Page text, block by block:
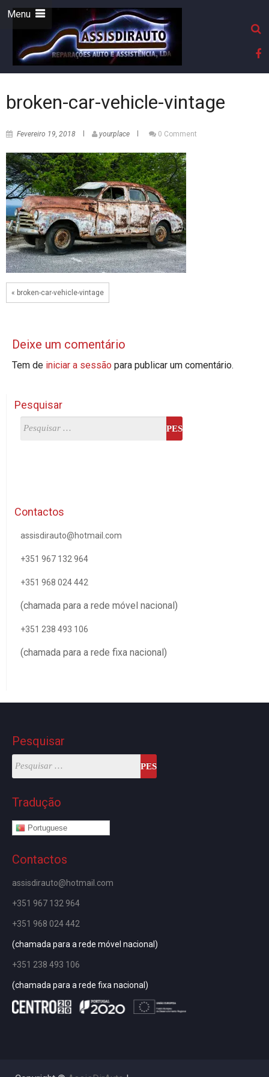
Menu
broken-car-vehicle-vintage
Fevereiro 19, 2018 yourplace 0 Comment
« broken-car-vehicle-vintage
Deixe um comentário
Tem de iniciar a sessão para publicar um comentário.
Pesquisar
Contactos
assisdirauto@hotmail.com
+351 967 132 964
+351 968 024 442
(chamada para a rede móvel nacional)
+351 238 493 106
(chamada para a rede fixa nacional)
Pesquisar
Tradução
Portuguese
Contactos
assisdirauto@hotmail.com
+351 967 132 964
+351 968 024 442
(chamada para a rede móvel nacional)
+351 238 493 106
(chamada para a rede fixa nacional)